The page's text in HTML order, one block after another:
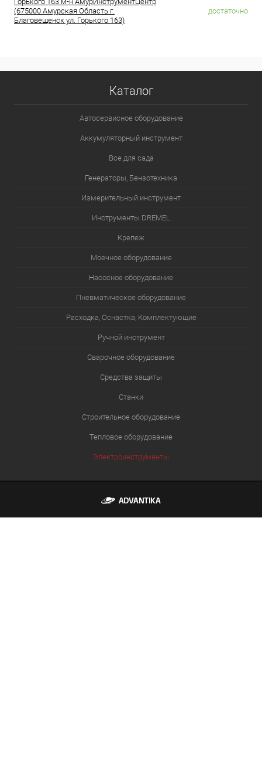
(675000 Амурская Область г.
Благовещенск ул. Горького 163)
достаточно
Каталог
Автосервисное оборудование
Аккумуляторный инструмент
Все для сада
Генераторы, Бензотехника
Измерительный инструмент
Инструменты DREMEL
Крепеж
Моечное оборудование
Насосное оборудование
Пневматическое оборудование
Расходка, Оснастка, Комплектующие
Ручной инструмент
Сварочное оборудование
Средства защиты
Станки
Строительное оборудование
Тепловое оборудование
Электроинструменты